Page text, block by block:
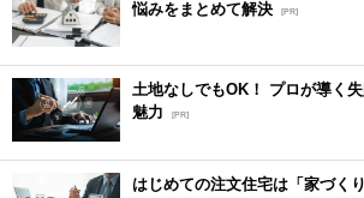
悩みをまとめて解決 [PR]
土地なしでもOK！ プロが導く
魅力
[PR]
はじめての注文住宅は「家づく